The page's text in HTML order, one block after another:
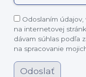
Odoslaním
na internetovej
dávam súhlas podľa
na spracovanie
Odoslať